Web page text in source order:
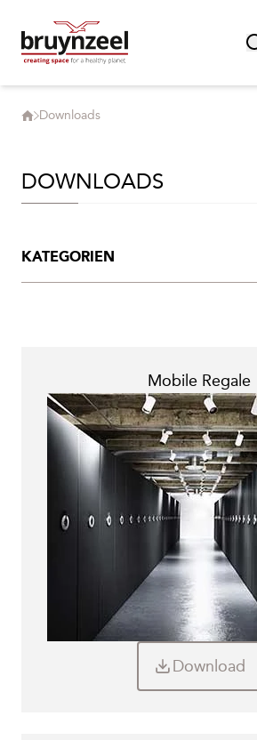
Downloads
DOWNLOADS
KATEGORIEN
Andere Broschüren
Leaflets
E-Books
Technische Datenblätter
Unterlagen
Mobile Regale
Download